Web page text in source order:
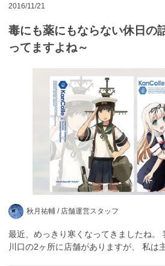
2016/11/21
毒にも薬にもならない休日の
ってますよね～
秋月祐輔 / 店舗運営スタッフ
最近、めっきり寒くなってきましたね。
川口の2ヶ所に店舗がありますが、 私は